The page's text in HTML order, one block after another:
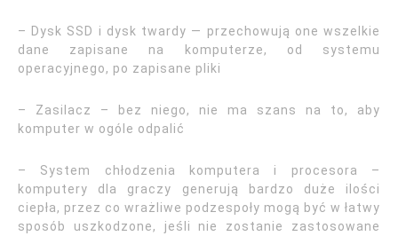
– Dysk SSD i dysk twardy — przechowują one wszelkie
dane zapisane na komputerze, od systemu
operacyjnego, po zapisane pliki
– Zasilacz – bez niego, nie ma szans na to, aby
komputer w ogóle odpalić
– System chłodzenia komputera i procesora –
komputery dla graczy generują bardzo duże ilości
ciepła, przez co wrażliwe podzespoły mogą być w łatwy
sposób uszkodzone, jeśli nie zostanie zastosowane